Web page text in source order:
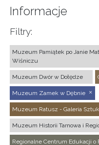
Informacje
Filtry:
Muzeum Pamiątek po Janie
Wiśniczu
Muzeum Dwór w Dołędze
Muzeum Zamek w Dębnie
Muzeum Ratusz - Galeria
Muzeum Historii Tarnowa i
Regionalne Centrum Edukacji o